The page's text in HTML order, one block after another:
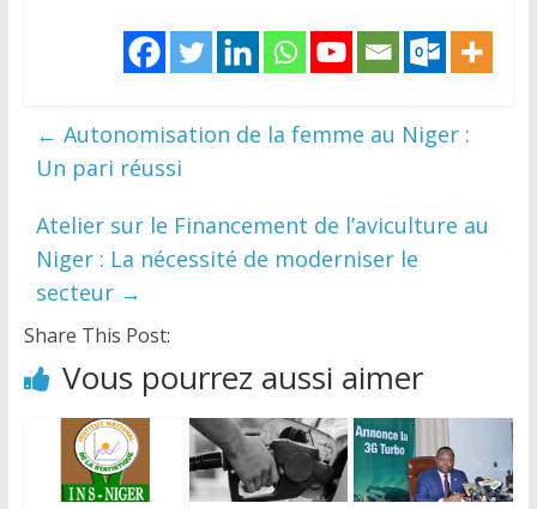
← Autonomisation de la femme au Niger :
Un pari réussi
Atelier sur le Financement de l’aviculture au
Niger : La nécessité de moderniser le
secteur →
Share This Post:
Vous pourrez aussi aimer